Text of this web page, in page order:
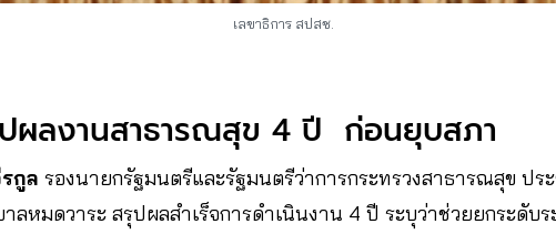
เลขาธิการ สปสช.
ผลงานสาธารณสุข 4 ปี ก่อนยุบสภา
กูล รองนายกรัฐมนตรีและรัฐมนตรีว่าการกระทรวงสาธารณสุข ปร
ลหมดวาระ สรุปผลสำเร็จการดำเนินงาน 4 ปี ระบุว่าช่วยยกระดับ